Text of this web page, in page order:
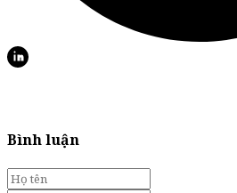
Bình luận